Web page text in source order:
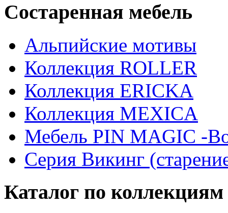
Состаренная мебель
Альпийские мотивы
Коллекция ROLLER
Коллекция ERICKA
Коллекция MEXICA
Мебель PIN MAGIС -
Серия Викинг
Каталог по коллекциям